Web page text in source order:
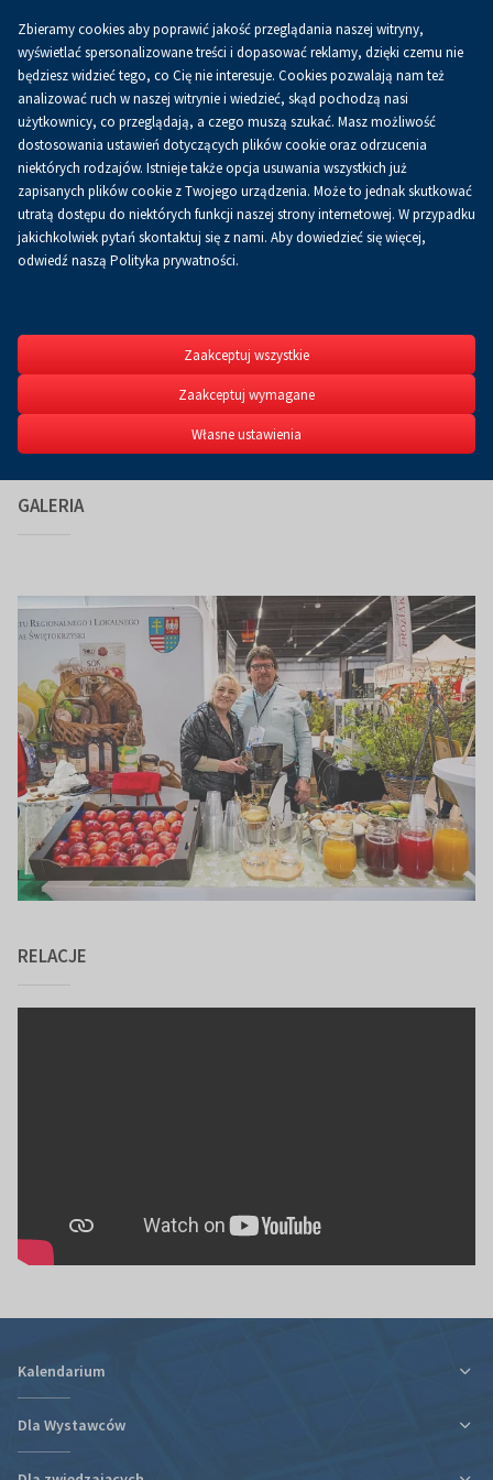
0.00 złKoszykPL
17-18.04.2027
SLOWTRAVEL Multimedia
Multimedia
GALERIA
RELACJE
Kalendarium
Dla Wystawców
Zbieramy cookies aby poprawić jakość przeglądania naszej witryny,
wyświetlać spersonalizowane treści i dopasować reklamy, dzięki czemu nie
będziesz widzieć tego, co Cię nie interesuje. Cookies pozwalają nam też
analizować ruch w naszej witrynie i wiedzieć, skąd pochodzą nasi
użytkownicy, co przeglądają, a czego muszą szukać. Masz możliwość
dostosowania ustawień dotyczących plików cookie oraz odrzucenia
niektórych rodzajów. Istnieje także opcja usuwania wszystkich już
zapisanych plików cookie z Twojego urządzenia. Może to jednak skutkować
utratą dostępu do niektórych funkcji naszej strony internetowej. W przypadku
jakichkolwiek pytań skontaktuj się z nami. Aby dowiedzieć się więcej,
odwiedź naszą Polityka prywatności.
Zaakceptuj wszystkie
Zaakceptuj wymagane
Własne ustawienia